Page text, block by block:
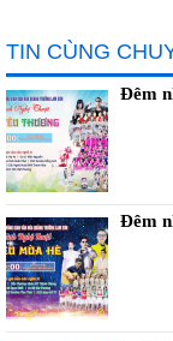
TIN CÙNG
Đêm
Đêm